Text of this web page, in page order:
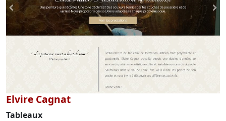
Elvire Cagnat
Tableaux